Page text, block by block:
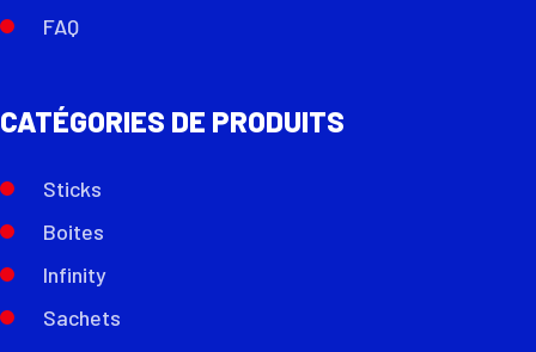
FAQ
CATÉGORIES DE PRODUITS
Sticks
Boites
Infinity
Sachets